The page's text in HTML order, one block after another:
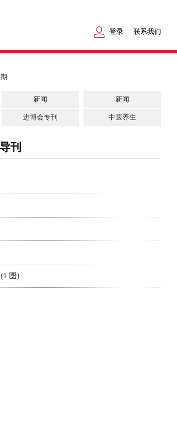
登录 联系我们
新闻 新闻
进博会专刊 中医养生
刊
图)